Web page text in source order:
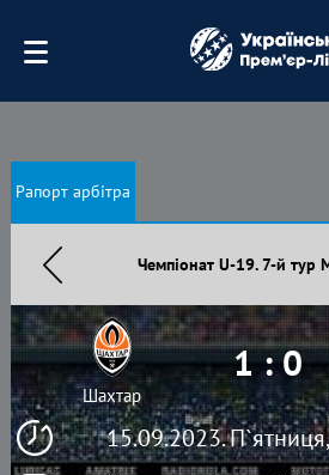
Рапорт арбітра
Чемпіонат U-19. 7-й
15.09.2023.
Шахтар
1 : 0